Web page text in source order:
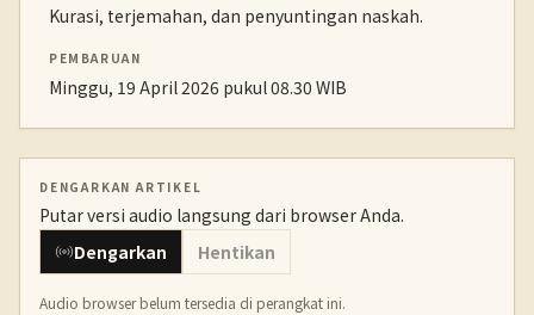
Kurasi, terjemahan, dan penyuntingan naskah.
PEMBARUAN
Minggu, 19 April 2026 pukul 08.30 WIB
DENGARKAN ARTIKEL
Putar versi audio langsung dari browser Anda.
Dengarkan
Hentikan
Audio browser belum tersedia di perangkat ini.